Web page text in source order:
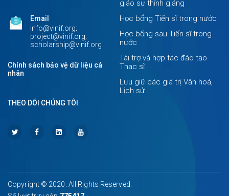
Email
info@vinif.org;
project@vinif.org;
scholarship@vinif.org
Chính sách bảo vệ dữ liệu cá
nhân
giáo sư thỉnh giảng
Học bổng Tiến sĩ trong nước
Học bổng sau Tiến sĩ trong
nước
Tài trợ và hợp tác đào tạo
Thạc sĩ
Lưu giữ các giá trị Văn hoá,
Lịch sử
THEO DÕI CHÚNG TÔI
Copyright © 2020. All Rights Reserved.